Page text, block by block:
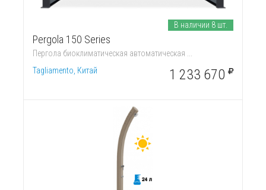
Pergola 150 Series
Пергола биоклиматическая автоматическая ...
Tagliamento, Китай
В наличии 8 шт.
1 233 670